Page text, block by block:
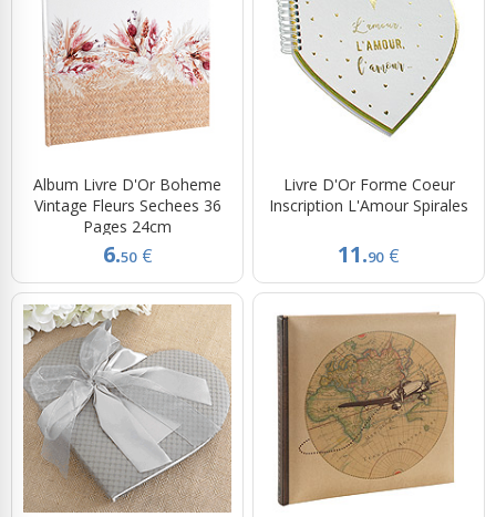
Album Livre D'Or Boheme
Vintage Fleurs Sechees 36
Pages 24cm
6.50 €
Livre D'Or Forme Coeur
Inscription L'Amour Spirales
11.90 €